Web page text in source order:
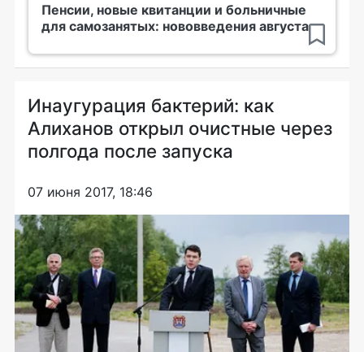
Пенсии, новые квитанции и больничные
для самозанятых: нововведения августа
Инаугурация бактерий: как
Алиханов открыл очистные через
полгода после запуска
07 июня 2017, 18:46